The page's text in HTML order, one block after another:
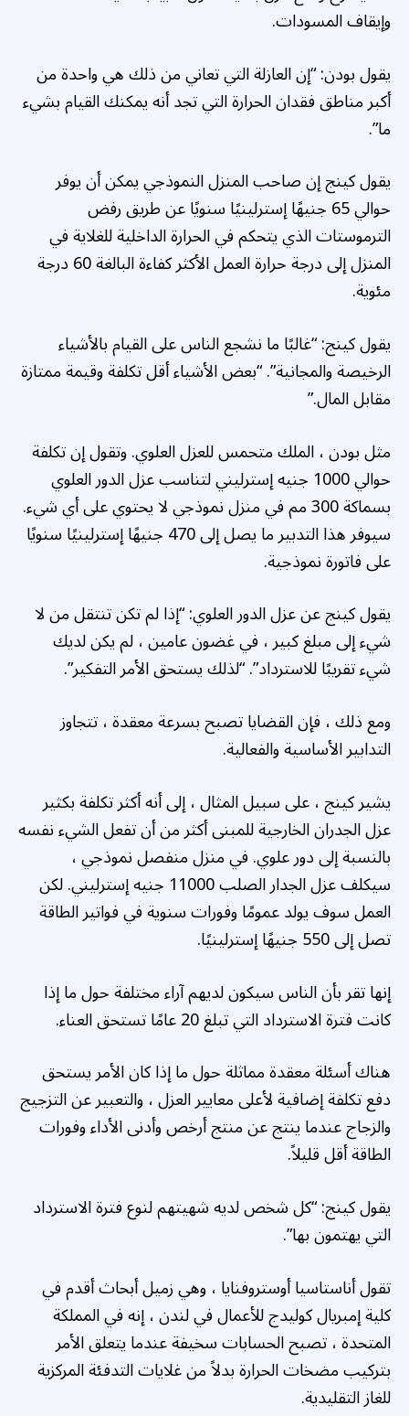
وإيقاف المسودات.
يقول بودن: “إن العازلة التي تعاني من ذلك هي واحدة من
أكبر مناطق فقدان الحرارة التي تجد أنه يمكنك القيام بشيء
ما”.
يقول كينج إن صاحب المنزل النموذجي يمكن أن يوفر
حوالي 65 جنيهًا إسترلينيًا سنويًا عن طريق رفض
الترموستات الذي يتحكم في الحرارة الداخلية للغلاية في
المنزل إلى درجة حرارة العمل الأكثر كفاءة البالغة 60 درجة
مئوية.
يقول كينج: “غالبًا ما نشجع الناس على القيام بالأشياء
الرخيصة والمجانية”. “بعض الأشياء أقل تكلفة وقيمة ممتازة
مقابل المال.”
مثل بودن ، الملك متحمس للعزل العلوي. وتقول إن تكلفة
حوالي 1000 جنيه إسترليني لتناسب عزل الدور العلوي
بسماكة 300 مم في منزل نموذجي لا يحتوي على أي شيء.
سيوفر هذا التدبير ما يصل إلى 470 جنيهًا إسترلينيًا سنويًا
على فاتورة نموذجية.
يقول كينج عن عزل الدور العلوي: “إذا لم تكن تنتقل من لا
شيء إلى مبلغ كبير ، في غضون عامين ، لم يكن لديك
شيء تقريبًا للاسترداد”. “لذلك يستحق الأمر التفكير”.
ومع ذلك ، فإن القضايا تصبح بسرعة معقدة ، تتجاوز
التدابير الأساسية والفعالية.
يشير كينج ، على سبيل المثال ، إلى أنه أكثر تكلفة بكثير
عزل الجدران الخارجية للمبنى أكثر من أن تفعل الشيء نفسه
بالنسبة إلى دور علوي. في منزل منفصل نموذجي ،
سيكلف عزل الجدار الصلب 11000 جنيه إسترليني. لكن
العمل سوف يولد عمومًا وفورات سنوية في فواتير الطاقة
تصل إلى 550 جنيهًا إسترلينيًا.
إنها تقر بأن الناس سيكون لديهم آراء مختلفة حول ما إذا
كانت فترة الاسترداد التي تبلغ 20 عامًا تستحق العناء.
هناك أسئلة معقدة مماثلة حول ما إذا كان الأمر يستحق
دفع تكلفة إضافية لأعلى معايير العزل ، والتعبير عن التزجيج
والزجاج عندما ينتج عن منتج أرخص وأدنى الأداء وفورات
الطاقة أقل قليلاً.
يقول كينج: “كل شخص لديه شهيتهم لنوع فترة الاسترداد
التي يهتمون بها”.
تقول أناستاسيا أوستروفنايا ، وهي زميل أبحاث أقدم في
كلية إمبريال كوليدج للأعمال في لندن ، إنه في المملكة
المتحدة ، تصبح الحسابات سخيفة عندما يتعلق الأمر
بتركيب مضخات الحرارة بدلاً من غلايات التدفئة المركزية
للغاز التقليدية.